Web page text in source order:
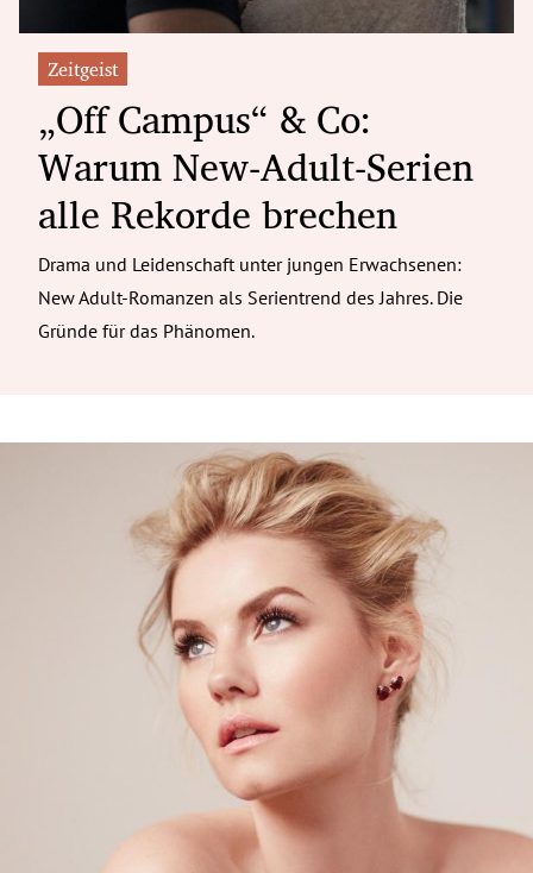
Zeitgeist
„Off Campus“ & Co:
Warum New-Adult-Serien
alle Rekorde brechen
Drama und Leidenschaft unter jungen Erwachsenen:
New Adult-Romanzen als Serientrend des Jahres. Die
Gründe für das Phänomen.